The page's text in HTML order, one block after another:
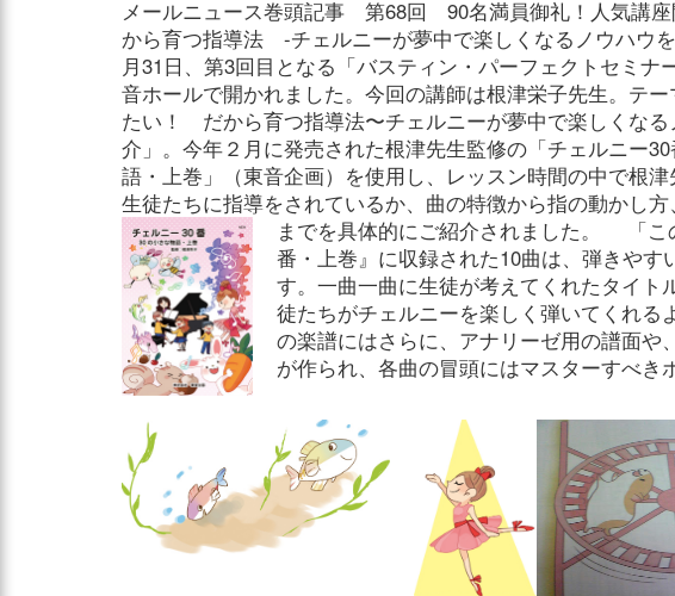
メールニュース巻頭記事 第68回 90名満員御礼！人気講
から育つ指導法 -チェルニーが夢中で楽しくなるノウハウ
月31日、第3回目となる「バスティン・パーフェクトセミナ
音ホールで開かれました。今回の講師は根津栄子先生。テー
たい！ だから育つ指導法〜チェルニーが夢中で楽しくなる
介」。今年２月に発売された根津先生監修の「チェルニー
語・上巻」（東音企画）を使用し、レッスン時間の中で根
生徒たちに指導をされているか、曲の特徴から指の動かし
までを具体的にご紹介されました。
「こ
番・上巻』に収録された10曲は、弾きやす
す。一曲一曲に生徒が考えてくれたタイト
徒たちがチェルニーを楽しく弾いてくれる
の楽譜にはさらに、アナリーゼ用の譜面や
が作られ、各曲の冒頭にはマスターすべき